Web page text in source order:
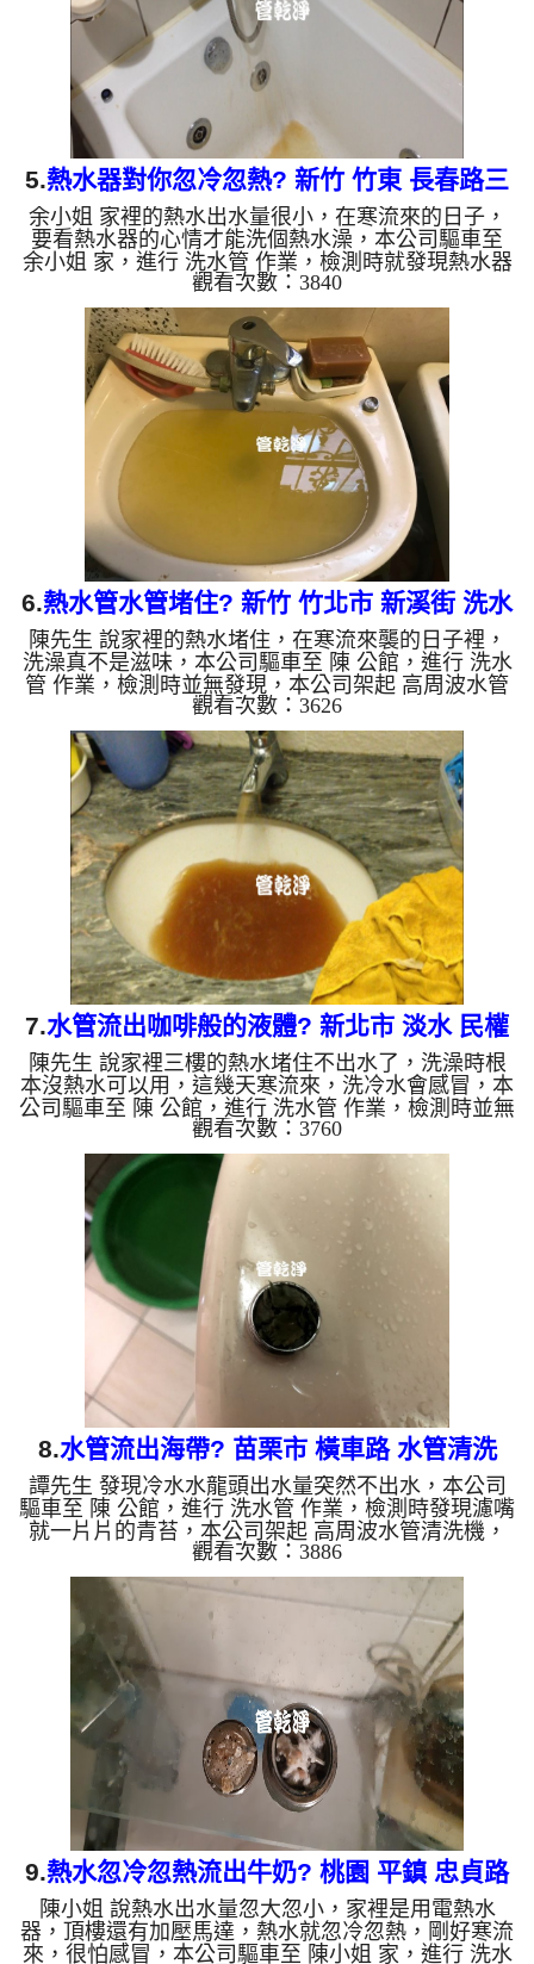
水會跟石油一樣黑...
5.熱水器對你忽冷忽熱? 新竹 竹東 長春路三
段 水管清洗
余小姐 家裡的熱水出水量很小，在寒流來的日子，
要看熱水器的心情才能洗個熱水澡，本公司驅車至
余小姐 家，進行 洗水管 作業，檢測時就發現熱水器
動作不太正常，本公司架起 高周波水管清洗機，灌
入 檸檬酸水 至管路裡面，等了約15分，開啟 水管清
洗機 ，啟動 螺旋波 模式，一開始就洗出髒水，越洗
就越多，源源不絕，如下影片，一個小時後， 熱水
量恢復正常，余小姐不用再看熱水器的心情來洗澡
了!! 如是自來水，如水管老化，會產生鐵鏽跟泥沙堆
積，洗出來的水就會是咖啡色，地下水含有氧化錳，
管壁上會結成黑色管...
觀看次數：3840
6.熱水管水管堵住? 新竹 竹北市 新溪街 洗水
管
陳先生 說家裡的熱水堵住，在寒流來襲的日子裡，
洗澡真不是滋味，本公司驅車至 陳 公館，進行 洗水
管 作業，檢測時並無發現，本公司架起 高周波水管
清洗機，灌入 檸檬酸水 至管路裡面，等了約15分，
開啟 水管清洗機 ，啟動 螺旋波 模式，一開始洗不出
什麼，後來流出泥水，最後噴出一條白色塑膠片，如
下圖及影片，一個小時後， 熱水量恢復正常，陳先
生不用洗戰鬥澡了!! 如是自來水，如水管老化，會產
生鐵鏽跟泥沙堆積，洗出來的水就會是咖啡色，地下
水含有氧化錳，管壁上會結成黑色管垢，洗出來的水
會跟石油一樣黑...
觀看次數：3626
7.水管流出咖啡般的液體? 新北市 淡水 民權
路 清洗水管
陳先生 說家裡三樓的熱水堵住不出水了，洗澡時根
本沒熱水可以用，這幾天寒流來，洗冷水會感冒，本
公司驅車至 陳 公館，進行 洗水管 作業，檢測時並無
發現，本公司架起 高周波水管清洗機，灌入 檸檬酸
水 至管路裡面，等了約15分，開啟 水管清洗機 ，啟
動 螺旋波 模式，一開始就噴出咖啡般的鐵鏽水，越
洗越多源源不絕，還一直噴出鏽塊，如下圖及影片，
兩個小時後， 水量恢復正常了，陳先生熱水澡可以
洗了!! 如是自來水，如水管老化，會產生鐵鏽跟泥沙
堆積，洗出來的水就會是咖啡色，地下水含有氧化
錳，管壁上會結成...
觀看次數：3760
8.水管流出海帶? 苗栗市 橫車路 水管清洗
譚先生 發現冷水水龍頭出水量突然不出水，本公司
驅車至 陳 公館，進行 洗水管 作業，檢測時發現濾嘴
就一片片的青苔，本公司架起 高周波水管清洗機，
灌入 檸檬酸水 至管路裡面，等了約15分，開啟 水管
清洗機 ，啟動 脈衝波 模式，一開始洗管就噴出泥
水，還不時噴出青苔，就像海帶一樣，如下圖及影
片，主因是水塔蓋子飛了，在水塔產生光學作用長滿
了青苔，兩個小時後， 水量恢復正常了，水塔洗好
後，譚先生好心介紹了鄰居來洗，一共洗了四戶!! 如
是自來水，如水管老化，會產生鐵鏽跟泥沙堆積，洗
出來的水就會是咖啡...
觀看次數：3886
9.熱水忽冷忽熱流出牛奶? 桃園 平鎮 忠貞路
洗水管
陳小姐 說熱水出水量忽大忽小，家裡是用電熱水
器，頂樓還有加壓馬達，熱水就忽冷忽熱，剛好寒流
來，很怕感冒，本公司驅車至 陳小姐 家，進行 洗水